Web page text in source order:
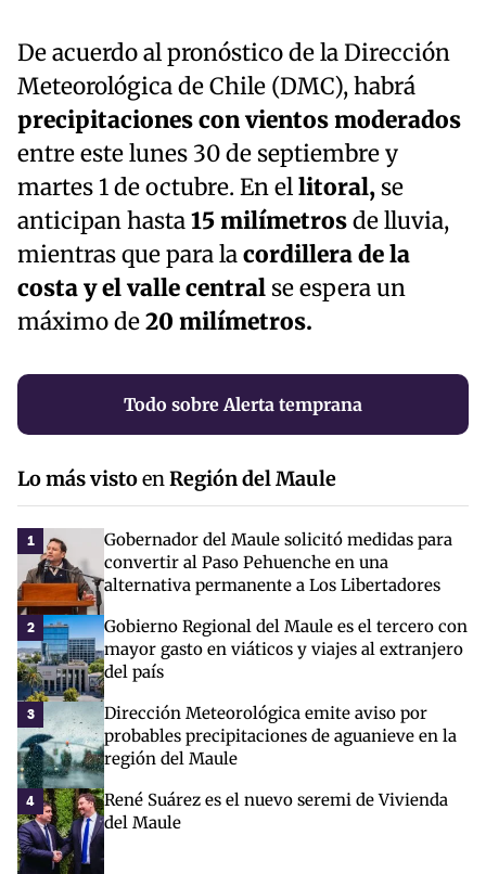
De acuerdo al pronóstico de la Dirección
Meteorológica de Chile (DMC), habrá
precipitaciones con vientos moderados
entre este lunes 30 de septiembre y
martes 1 de octubre. En ellitoral, se
anticipan hasta15 milímetrosde lluvia,
mientras que para lacordillerade la
costa y el valle central se espera un
máximo de20 milímetros.
Todo sobre Alerta temprana
Lo más vistoenRegión del Maule
1
Gobernador del Maule solicitó medidas para
convertir al Paso Pehuenche en una
alternativa permanente a Los Libertadores
2
Gobierno Regional del Maule es el tercero con
mayor gasto en viáticos y viajes al extranjero
del país
3
Dirección Meteorológica emite aviso por
probables precipitaciones de aguanieve en la
región del Maule
4
René Suárez es el nuevo seremi de Vivienda
del Maule